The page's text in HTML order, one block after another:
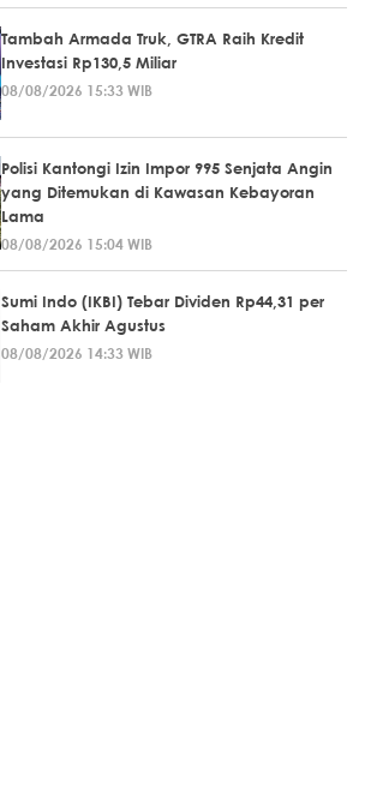
Tambah Armada Truk, GTRA Raih Kredit
Investasi Rp130,5 Miliar
08/08/2026 15:33 WIB
Polisi Kantongi Izin Impor 995 Senjata Angin
yang Ditemukan di Kawasan Kebayoran
Lama
08/08/2026 15:04 WIB
Sumi Indo (IKBI) Tebar Dividen Rp44,31 per
Saham Akhir Agustus
08/08/2026 14:33 WIB